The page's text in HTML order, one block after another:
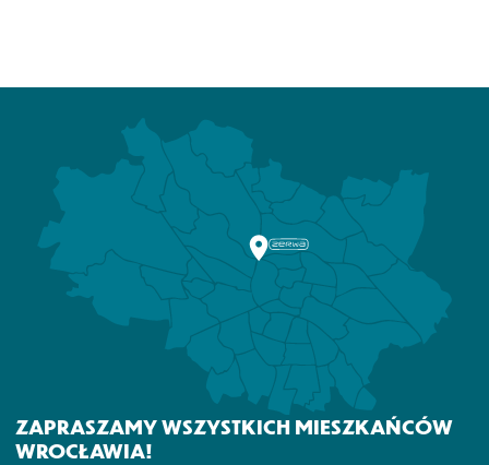
ZAPRASZAMY WSZYSTKICH MIESZKAŃCÓW
WROCŁAWIA!